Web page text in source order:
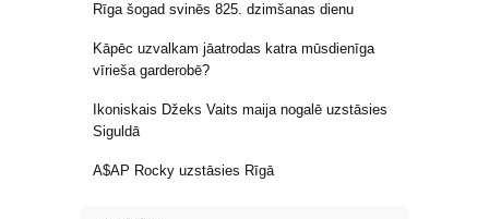
Rīga šogad svinēs 825. dzimšanas dienu
Kāpēc uzvalkam jāatrodas katra mūsdienīga
vīrieša garderobē?
Ikoniskais Džeks Vaits maija nogalē uzstāsies
Siguldā
A$AP Rocky uzstāsies Rīgā